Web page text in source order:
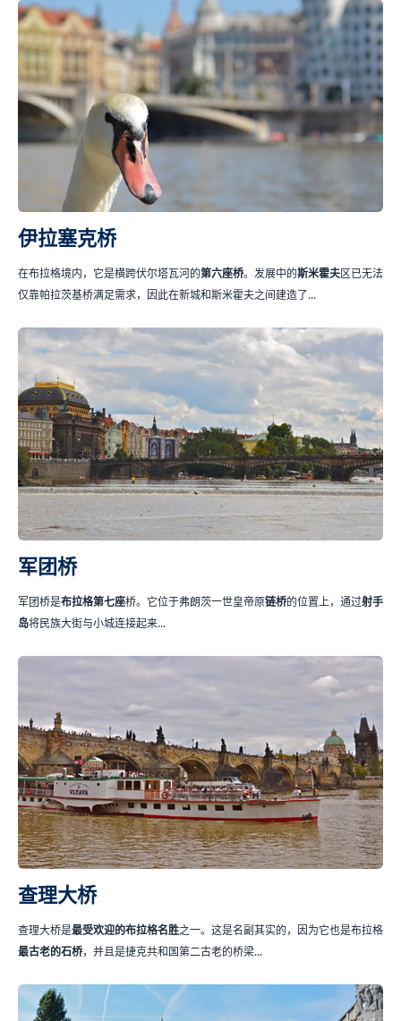
伊拉塞克桥
在布拉格境内，它是横跨伏尔塔瓦河的第六座桥。发展中的斯米霍夫区已无法
仅靠帕拉茨基桥满足需求，因此在新城和斯米霍夫之间建造了...
军团桥
军团桥是布拉格第七座桥。它位于弗朗茨一世皇帝原链桥的位置上，通过射手
岛将民族大街与小城连接起来...
查理大桥
查理大桥是最受欢迎的布拉格名胜之一。这是名副其实的，因为它也是布拉格
最古老的石桥，并且是捷克共和国第二古老的桥梁...